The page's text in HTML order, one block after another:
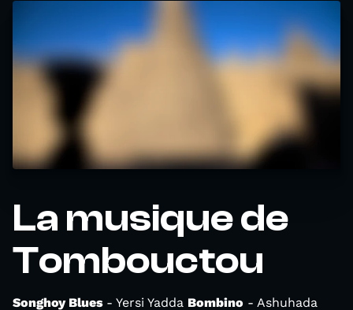
La musique de
Tombouctou
Songhoy Blues - Yersi Yadda Bombino - Ashuhada